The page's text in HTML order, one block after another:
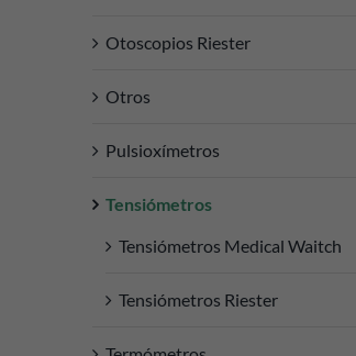
Otoscopios Riester
Otros
Pulsioxímetros
Tensiómetros
Tensiómetros Medical Waitch
Tensiómetros Riester